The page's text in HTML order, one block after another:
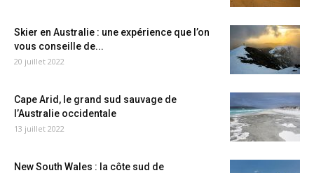
Skier en Australie : une expérience que l’on
vous conseille de...
20 juillet 2022
Cape Arid, le grand sud sauvage de
l’Australie occidentale
13 juillet 2022
New South Wales : la côte sud de